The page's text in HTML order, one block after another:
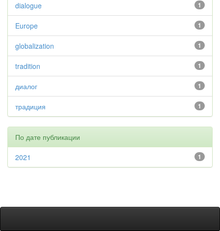
1
dialogue
1
Europe
1
globalization
1
tradition
1
диалог
1
традиция
По дате публикации
1
2021